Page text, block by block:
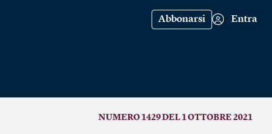
Abbonarsi Entra
NUMERO 1429 DEL 1 OTTOBRE 2021